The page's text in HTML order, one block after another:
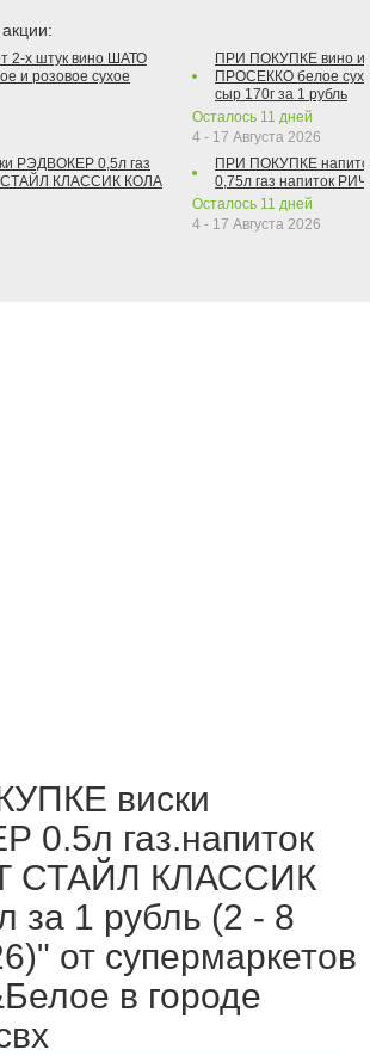
2-х штук вино ШАТО
и розовое сухое
РЭДВОКЕР 0,5л газ
СТАЙЛ КЛАССИК КОЛА
ПРИ ПОКУПКЕ вино
ПРОСЕККО белое
сыр 170г за 1 рубль
Осталось 11 дней
4 - 17 Августа 2026
ПРИ ПОКУПКЕ
0,75л газ напиток
Осталось 11 дней
4 - 17 Августа 2026
виски
0.5л газ.напиток
СТАЙЛ КЛАССИК
за 1 рубль (2 - 8
от супермаркетов
в городе